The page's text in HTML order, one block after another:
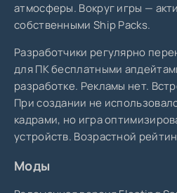
атмосферы. Вокруг игры —
собственными Ship Packs.
Разработчики регулярно
для ПК бесплатными
разработке. Рекламы нет.
При создании не
кадрами, но игра
устройств. Возрастной
Моды